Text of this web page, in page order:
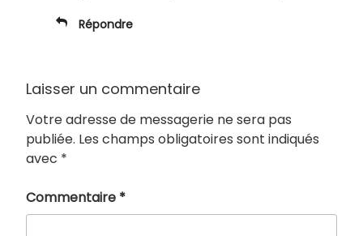
Répondre
Laisser un commentaire
Votre adresse de messagerie ne sera pas
publiée. Les champs obligatoires sont indiqués
avec *
Commentaire *